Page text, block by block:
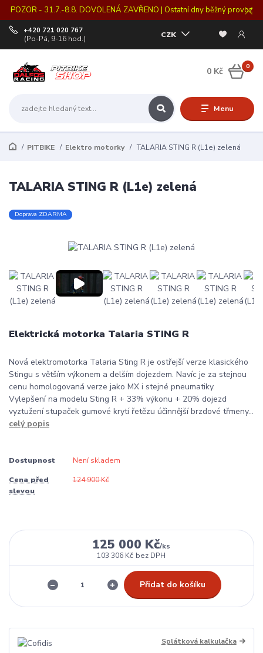
POZOR - 31.7.-8.8. DOVOLENÁ ZAVŘENO | Ostatní dny běžný provoz
Menu
CZK
+420 721 020 767
(Po-Pá, 9-16 hod.)
0
0 Kč
PITBIKE Elektro motorky TALARIA STING R (L1e) zelená
TALARIA STING R (L1e) zelená
Doprava ZDARMA
Elektrická motorka Talaria STING R
Nová elektromotorka Talaria Sting R je ostřejší verze klasického
Stingu s větším výkonem a delším dojezdem. Navíc je za stejnou
cenu homologovaná verze jako MX i stejné pneumatiky.
Vylepšení na modelu Sting R + 33% výkonu + 20% dojezd
vyztužení stupaček gumové krytí řetězu účinnější brzdové třmeny...
celý popis
Dostupnost Není skladem
Cena před
slevou
124 900 Kč
125 000 Kč/ks
103 306 Kč bez DPH
Přidat do košíku
Splátková kalkulačka